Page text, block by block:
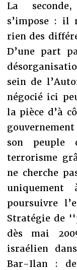
La
s’impose : il
rien des
D’une part
sein de
négocié ici
la pièce d’à
son peuple
terrorisme
ne cherche
poursuivre
Stratégie de
dès mai
israélien
Bar-Ilan :